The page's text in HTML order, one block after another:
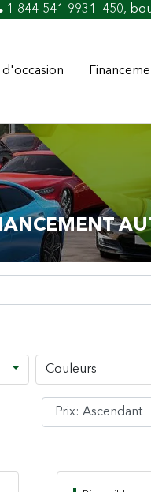
1-844-541-9931 450,
d'occasion
Couleurs